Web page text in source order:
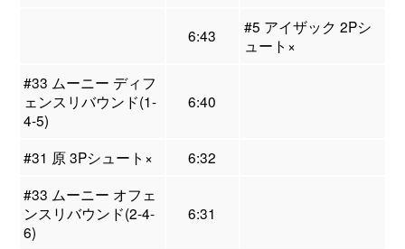
6:43
#5 アイザック 2Pシ
ュート×
#33 ムーニー ディフ
ェンスリバウンド(1-
4-5)
6:40
#31 原 3Pシュート×
6:32
#33 ムーニー オフェ
ンスリバウンド(2-4-
6)
6:31